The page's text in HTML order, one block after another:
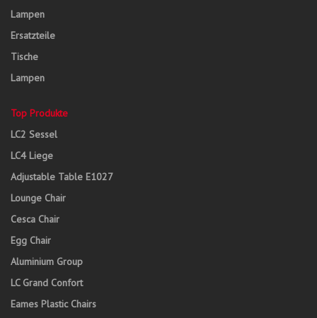
Lampen
Ersatzteile
Tische
Lampen
Top Produkte
LC2 Sessel
LC4 Liege
Adjustable Table E1027
Lounge Chair
Cesca Chair
Egg Chair
Aluminium Group
LC Grand Confort
Eames Plastic Chairs